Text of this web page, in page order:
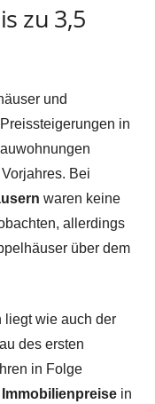
zu 3,5
und
in
Bei
waren keine
allerdings
über dem
liegt wie auch der
des ersten
in Folge
Immobilienpreise in